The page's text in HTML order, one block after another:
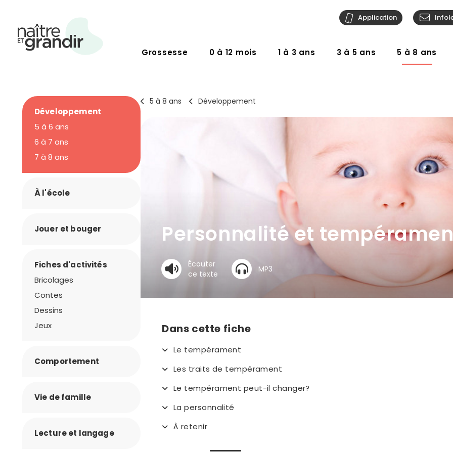
Grossesse 0 à 12 mois 1 à 3 ans 3 à 5 ans 5 à 8 ans
Application
5 à 8 ans Développement
Personnalité et
Écouter
ce texte
MP3
Dans cette fiche
Le tempérament
Les traits de tempérament
Le tempérament peut-il changer?
La personnalité
À retenir
Développement
5 à 6 ans
6 à 7 ans
7 à 8 ans
À l'école
Jouer et bouger
Fiches d'activités
Bricolages
Contes
Dessins
Jeux
Comportement
Vie de famille
Lecture et langage